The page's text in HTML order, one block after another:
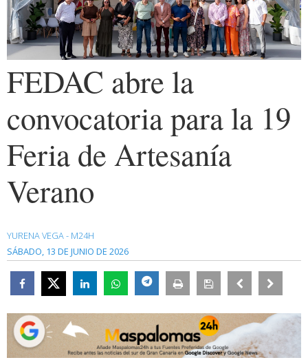
FEDAC abre la
convocatoria para la 19
Feria de Artesanía
Verano
YURENA VEGA - M24H
SÁBADO, 13 DE JUNIO DE 2026